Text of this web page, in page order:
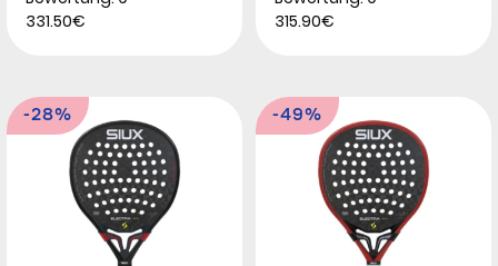
331.50€
315.90€
-28% -49%